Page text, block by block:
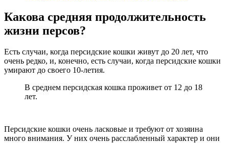
Какова средняя продолжительность
жизни персов?
Есть случаи, когда персидские кошки живут до 20 лет, что
очень редко, и, конечно, есть случаи, когда персидские кошки
умирают до своего 10-летия.
В среднем персидская кошка проживет от 12 до 18
лет.
Персидские кошки очень ласковые и требуют от хозяина
много внимания. У них очень расслабленный характер и они